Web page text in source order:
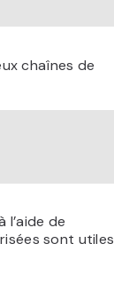
chaînes de
l’aide de
sont utiles